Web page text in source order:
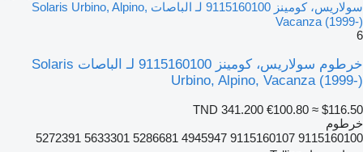
سولاريس، كومينز 9115160100 لـ الباصات Solaris Urbino, Alpino,
Vacanza (1999-)
6
خرطوم سولاريس، كومينز 9115160100 لـ الباصات Solaris
Urbino, Alpino, Vacanza (1999-)
TND 341.200 €100.80 ≈ $116.50
خرطوم
9115160100 9115160107 4945947 5286681 5633301 5272391